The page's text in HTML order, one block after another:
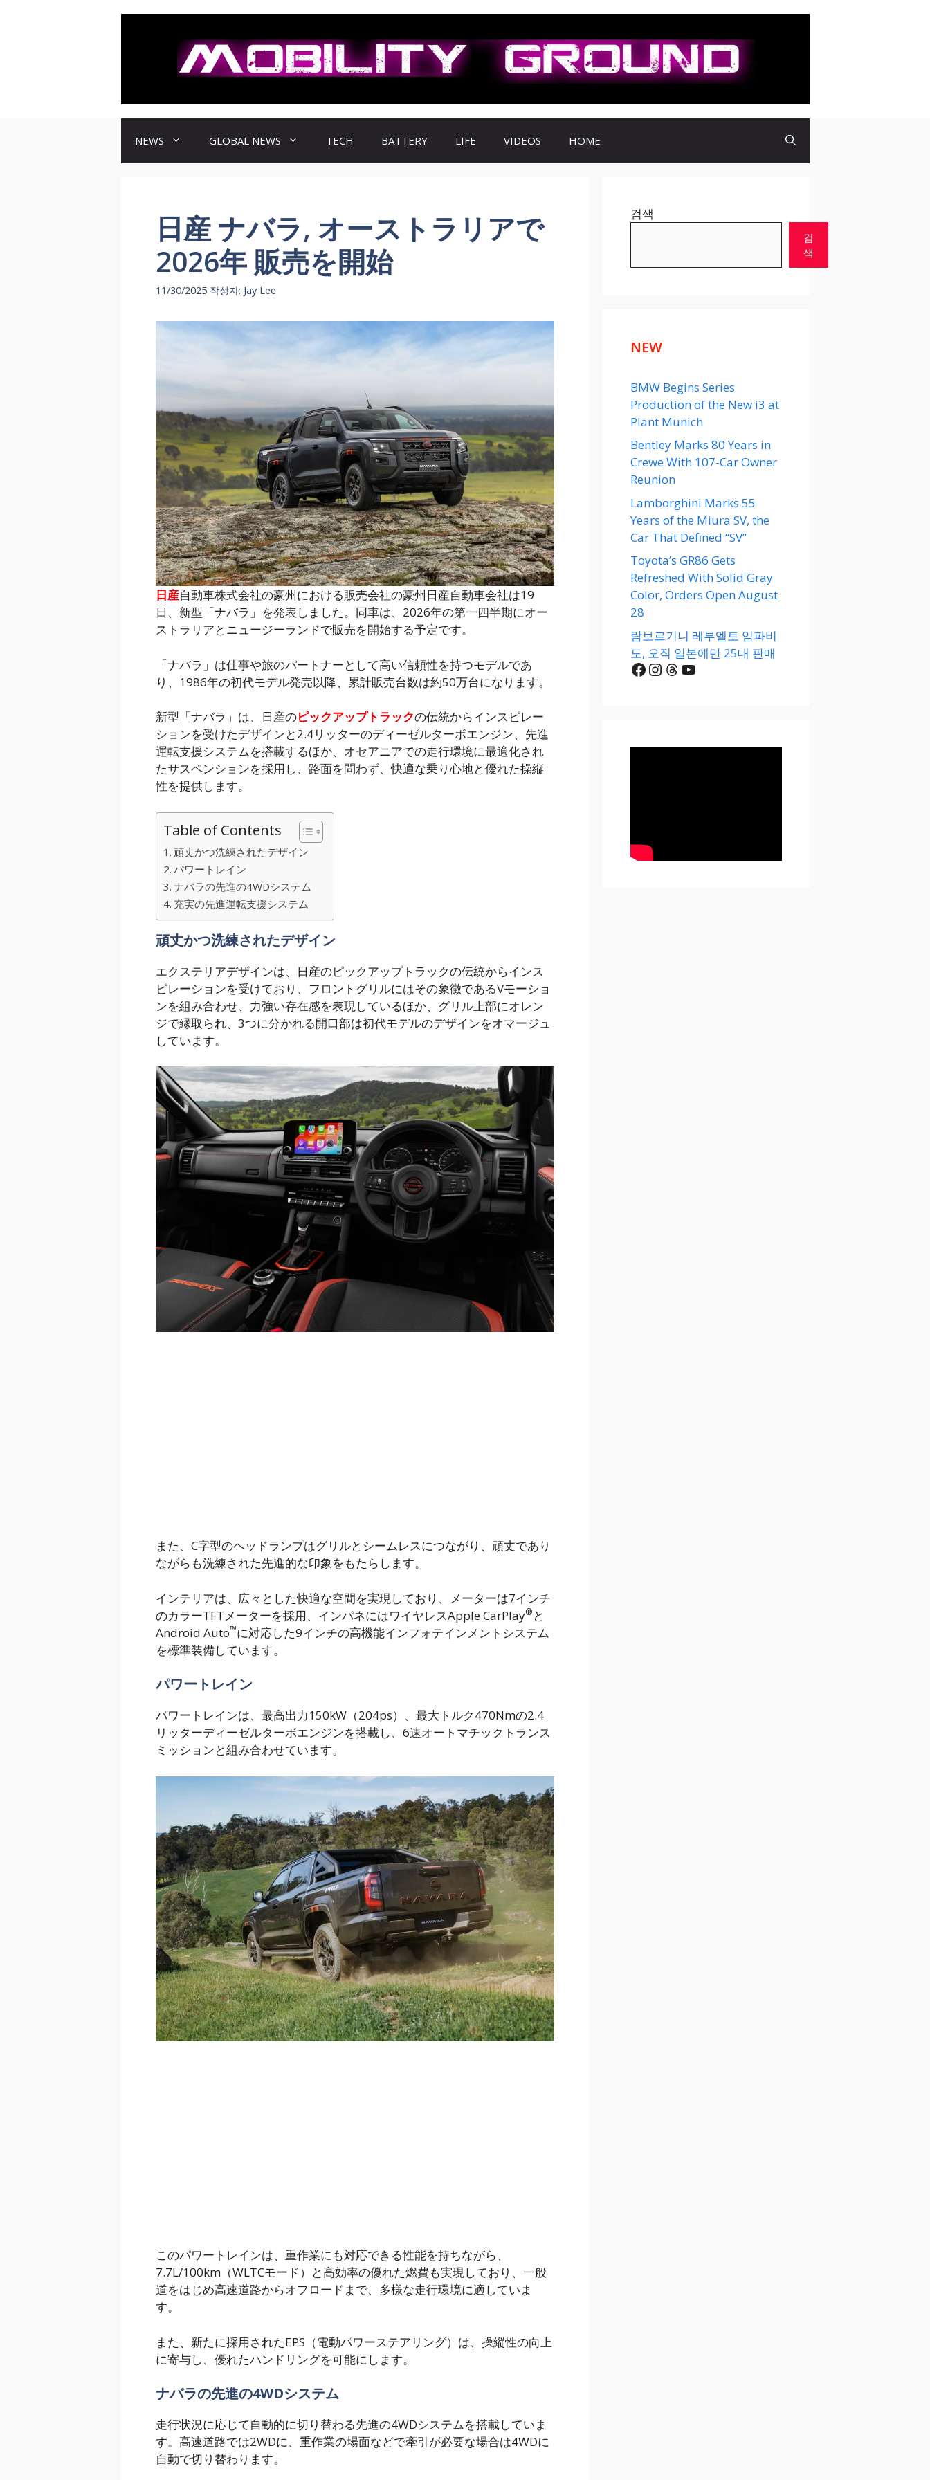
NEWS GLOBAL NEWS TECH BATTERY LIFE VIDEOS HOME
日産 ナバラ, オーストラリアで
2026年 販売を開始
11/30/2025 작성자: Jay Lee
日産自動車株式会社の豪州における販売会社の豪州日産自動車会社は19
日、新型「ナバラ」を発表しました。同車は、2026年の第一四半期にオー
ストラリアとニュージーランドで販売を開始する予定です。
「ナバラ」は仕事や旅のパートナーとして高い信頼性を持つモデルであ
り、1986年の初代モデル発売以降、累計販売台数は約50万台になります。
新型「ナバラ」は、日産のピックアップトラックの伝統からインスピレー
ションを受けたデザインと2.4リッターのディーゼルターボエンジン、先進
運転支援システムを搭載するほか、オセアニアでの走行環境に最適化され
たサスペンションを採用し、路面を問わず、快適な乗り心地と優れた操縦
性を提供します。
Table of Contents
頑丈かつ洗練されたデザイン
パワートレイン
ナバラの先進の4WDシステム
充実の先進運転支援システム
頑丈かつ洗練されたデザイン
エクステリアデザインは、日産のピックアップトラックの伝統からインス
ピレーションを受けており、フロントグリルにはその象徴であるVモーショ
ンを組み合わせ、力強い存在感を表現しているほか、グリル上部にオレン
ジで縁取られ、3つに分かれる開口部は初代モデルのデザインをオマージュ
しています。
また、C字型のヘッドランプはグリルとシームレスにつながり、頑丈であり
ながらも洗練された先進的な印象をもたらします。
インテリアは、広々とした快適な空間を実現しており、メーターは7インチ
のカラーTFTメーターを採用、インパネにはワイヤレスApple CarPlay® と
Android Auto™に対応した9インチの高機能インフォテインメントシステム
を標準装備しています。
パワートレイン
パワートレインは、最高出力150kW（204ps）、最大トルク470Nmの2.4
リッターディーゼルターボエンジンを搭載し、6速オートマチックトランス
ミッションと組み合わせています。
このパワートレインは、重作業にも対応できる性能を持ちながら、
7.7L/100km（WLTCモード）と高効率の優れた燃費も実現しており、一般
道をはじめ高速道路からオフロードまで、多様な走行環境に適していま
す。
また、新たに採用されたEPS（電動パワーステアリング）は、操縦性の向上
に寄与し、優れたハンドリングを可能にします。
ナバラの先進の4WDシステム
走行状況に応じて自動的に切り替わる先進の4WDシステムを搭載していま
す。高速道路では2WDに、重作業の場面などで牽引が必要な場合は4WDに
自動で切り替わります。
검색
검
색
NEW
BMW Begins Series
Production of the New i3 at
Plant Munich
Bentley Marks 80 Years in
Crewe With 107-Car Owner
Reunion
Lamborghini Marks 55
Years of the Miura SV, the
Car That Defined “SV”
Toyota’s GR86 Gets
Refreshed With Solid Gray
Color, Orders Open August
28
람보르기니 레부엘토 임파비
도, 오직 일본에만 25대 판매
Facebook
Instagram
Threads
YouTube